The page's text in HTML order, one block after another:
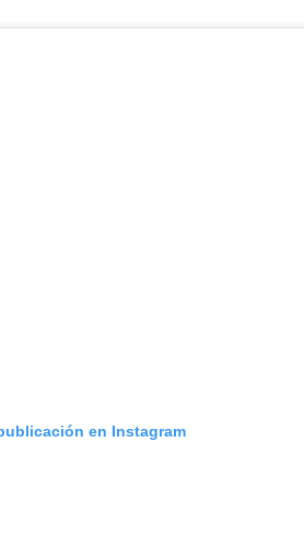
en Instagram